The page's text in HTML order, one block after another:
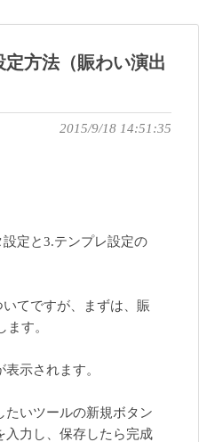
方法（賑わい演出
2015/9/18 14:51:35
定と3.テンプレ設定の
てですが、まずは、賑
す。
示されます。
たいツールの新規ボタン
入力し、保存したら完成